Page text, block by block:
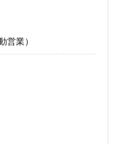
営業）